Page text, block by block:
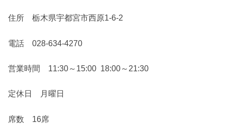
住所 栃木県宇都宮市西原1-6-2
電話 028-634-4270
営業時間 11:30～15:00 18:00～21:30
定休日 月曜日
席数 16席